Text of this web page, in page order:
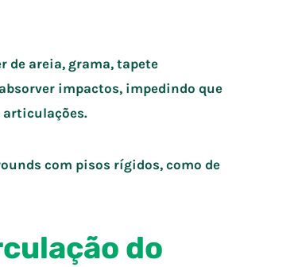
de areia, grama, tapete
impactos, impedindo que
articulações.
com pisos rígidos, como de
do